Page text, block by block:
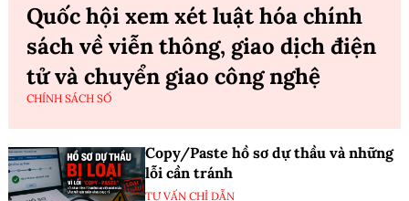
Quốc hội xem xét luật hóa chính
sách về viễn thông, giao dịch điện
tử và chuyển giao công nghệ
CHÍNH SÁCH SỐ
Copy/Paste hồ sơ dự thầu và những
lỗi cần tránh
TƯ VẤN CHỈ DẪN